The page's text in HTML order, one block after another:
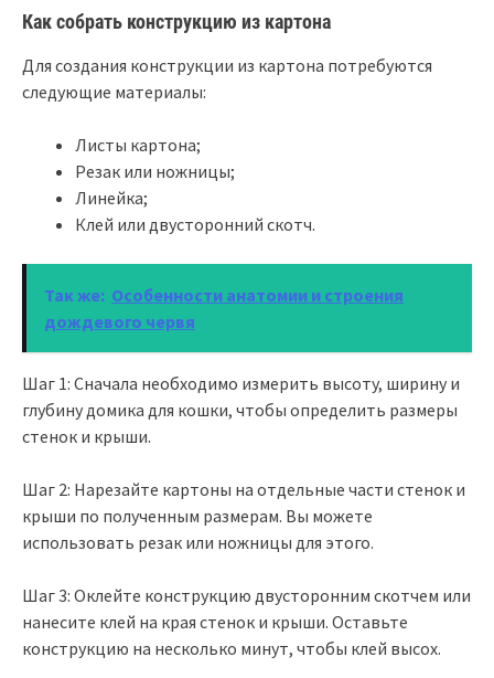
Как собрать конструкцию из картона
Для создания конструкции из картона потребуются
следующие материалы:
Листы картона;
Резак или ножницы;
Линейка;
Клей или двусторонний скотч.
Так же: Особенности анатомии и строения
дождевого червя
Шаг 1: Сначала необходимо измерить высоту, ширину и
глубину домика для кошки, чтобы определить размеры
стенок и крыши.
Шаг 2: Нарезайте картоны на отдельные части стенок и
крыши по полученным размерам. Вы можете
использовать резак или ножницы для этого.
Шаг 3: Оклейте конструкцию двусторонним скотчем или
нанесите клей на края стенок и крыши. Оставьте
конструкцию на несколько минут, чтобы клей высох.